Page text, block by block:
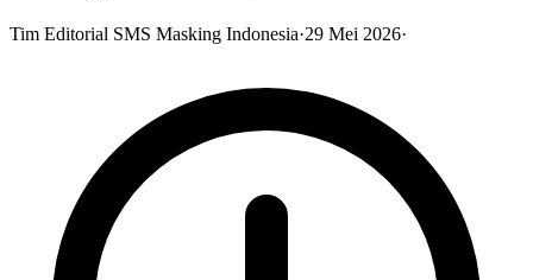
Tim Editorial SMS Masking Indonesia·29 Mei 2026·